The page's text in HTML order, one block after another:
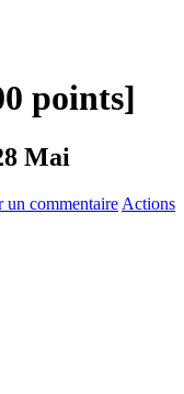
points]
Mai
un commentaire Actions